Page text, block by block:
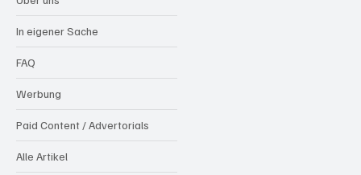
In eigener Sache
FAQ
Werbung
Paid Content / Advertorials
Alle Artikel